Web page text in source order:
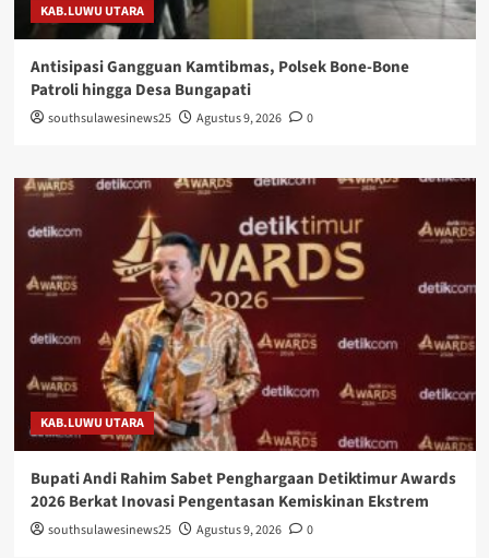
KAB.LUWU UTARA
Antisipasi Gangguan Kamtibmas, Polsek Bone-Bone
Patroli hingga Desa Bungapati
southsulawesinews25 Agustus 9, 2026 0
KAB.LUWU UTARA
Bupati Andi Rahim Sabet Penghargaan Detiktimur Awards
2026 Berkat Inovasi Pengentasan Kemiskinan Ekstrem
southsulawesinews25 Agustus 9, 2026 0